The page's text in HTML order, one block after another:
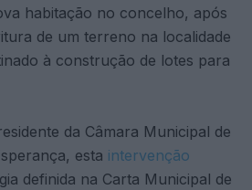
habitação no concelho, após
de um terreno na localidade
à construção de lotes para
da Câmara Municipal de
esta intervenção
definida na Carta Municipal de